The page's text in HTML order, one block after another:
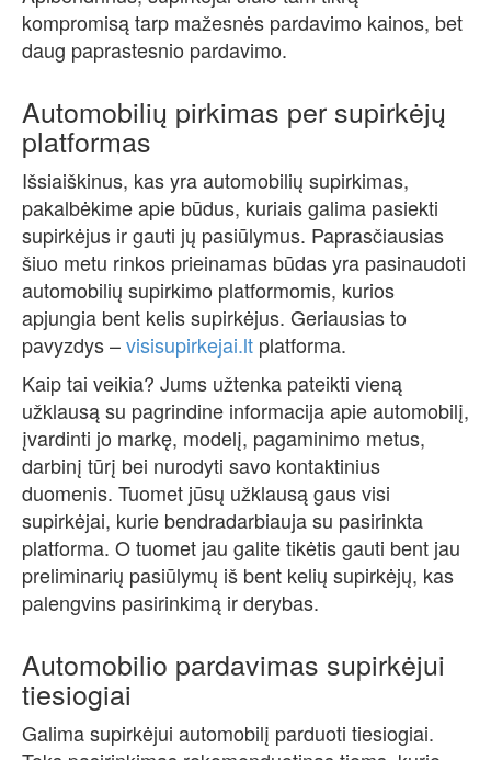
kompromisą tarp mažesnės pardavimo kainos, bet
daug paprastesnio pardavimo.
Automobilių pirkimas per supirkėjų
platformas
Išsiaiškinus, kas yra automobilių supirkimas,
pakalbėkime apie būdus, kuriais galima pasiekti
supirkėjus ir gauti jų pasiūlymus. Paprasčiausias
šiuo metu rinkos prieinamas būdas yra pasinaudoti
automobilių supirkimo platformomis, kurios
apjungia bent kelis supirkėjus. Geriausias to
pavyzdys –visisupirkejai.lt platforma.
Kaip tai veikia? Jums užtenka pateikti vieną
užklausą su pagrindine informacija apie automobilį,
įvardinti jo markę, modelį, pagaminimo metus,
darbinį tūrį bei nurodyti savo kontaktinius
duomenis. Tuomet jūsų užklausą gaus visi
supirkėjai, kurie bendradarbiauja su pasirinkta
platforma. O tuomet jau galite tikėtis gauti bent jau
preliminarių pasiūlymų iš bent kelių supirkėjų, kas
palengvins pasirinkimą ir derybas.
Automobilio pardavimas supirkėjui
tiesiogiai
Galima supirkėjui automobilį parduoti tiesiogiai.